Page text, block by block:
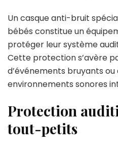
Un casque anti-bruit
bébés constitue un
protéger leur système
Cette protection s’avère
d’événements bruyants ou
environnements sonores
Protection
tout-petits